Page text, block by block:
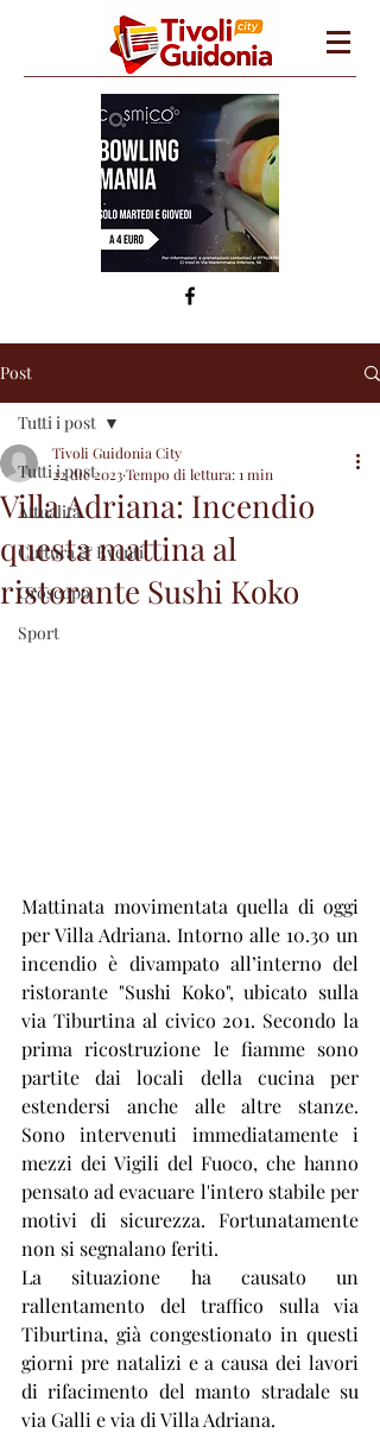
Post
Tutti i post
Attualità
Cultura & Eventi
Oroscopo
Sport
Tutti i post
Villa Adriana: Incendio
questa mattina al
ristorante Sushi Koko
Tivoli Guidonia City
22 dic 2023Tempo di lettura: 1 min
Mattinata movimentata quella di oggi
per Villa Adriana. Intorno alle 10.30 un
incendio è divampato all’interno del
ristorante "Sushi Koko", ubicato sulla
via Tiburtina al civico 201. Secondo la
prima ricostruzione le fiamme sono
partite dai locali della cucina per
estendersi anche alle altre stanze.
Sono intervenuti immediatamente i
mezzi dei Vigili del Fuoco, che hanno
pensato ad evacuare l'intero stabile per
motivi di sicurezza. Fortunatamente
non si segnalano feriti.
La situazione ha causato un
rallentamento del traffico sulla via
Tiburtina, già congestionato in questi
giorni pre natalizi e a causa dei lavori
di rifacimento del manto stradale su
via Galli e via di Villa Adriana.